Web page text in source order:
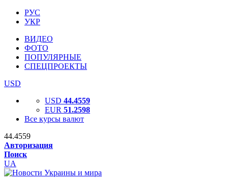
РУС
УКР
ВИДЕО
ФОТО
ПОПУЛЯРНЫЕ
СПЕЦПРОЕКТЫ
USD
USD 44.4559
EUR 51.2598
Все курсы валют
44.4559
Авторизация
Поиск
UA